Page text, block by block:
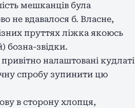
мешканців була
не вдавалося б. Власне,
пруттях ліжка якоюсь
бозна-звідки.
налаштовані кудлаті
спробу зупинити цю
в сторону хлопця,